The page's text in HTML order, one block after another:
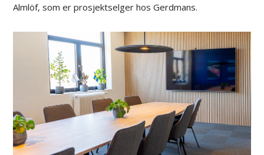
Almlöf, som er prosjektselger hos Gerdmans.